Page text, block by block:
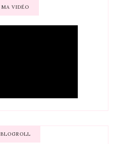
MA VIDÉO
BLOGROLL